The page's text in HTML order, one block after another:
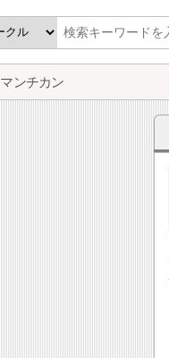
マンチカン